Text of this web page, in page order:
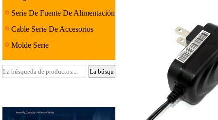
Serie De Fuente De Alimentación
Lineal
Cable Serie De Accesorios
Molde Serie